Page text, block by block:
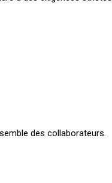
des collaborateurs.